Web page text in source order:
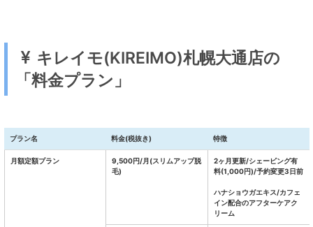
キレイモ(KIREIMO)札幌大通店の
「料金プラン」
プラン名 料金(税抜き) 特徴
月額定額プラン
9,500円/月(スリムアップ脱
毛)
2ヶ月更新/シェービング有
料(1,000円)/予約変更3日前
ハナショウガエキス/カフェ
イン配合のアフターケアク
リーム